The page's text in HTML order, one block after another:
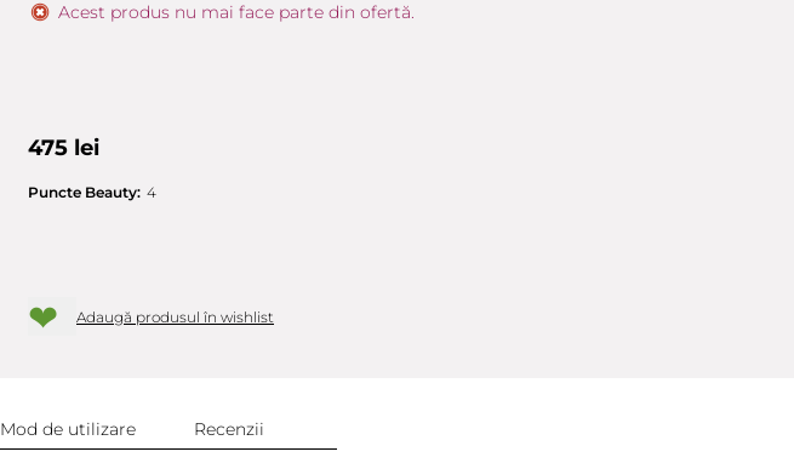
Acest produs nu mai face parte din ofertă.
475 lei
Puncte Beauty: 4
❤ Adaugă produsul în wishlist
Mod de utilizare Recenzii